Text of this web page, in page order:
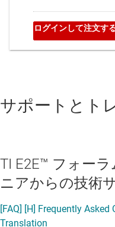
サポートとト
TI E2E™ フォー
ニアからの技術